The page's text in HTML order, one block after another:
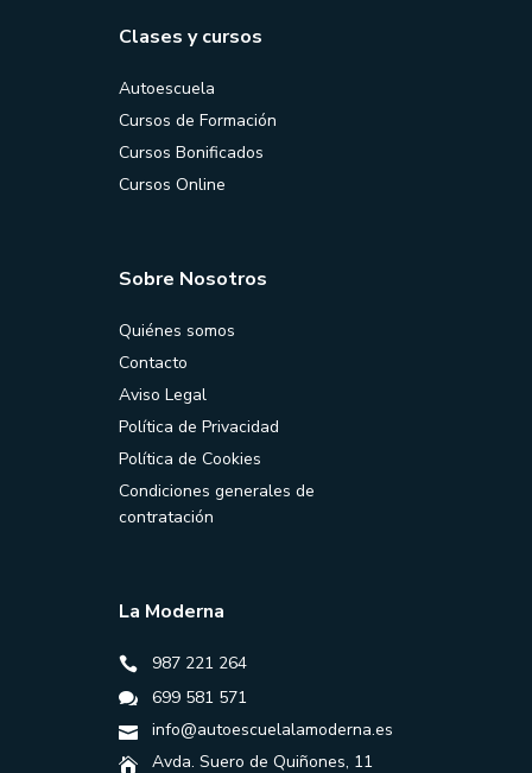
Clases y cursos
Autoescuela
Cursos de Formación
Cursos Bonificados
Cursos Online
Sobre Nosotros
Quiénes somos
Contacto
Aviso Legal
Política de Privacidad
Política de Cookies
Condiciones generales de
contratación
La Moderna
987 221 264
699 581 571
info@autoescuelalamoderna.es
Avda. Suero de Quiñones, 11